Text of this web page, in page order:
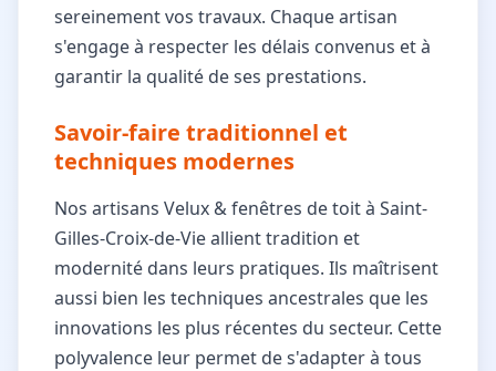
sereinement vos travaux. Chaque artisan
s'engage à respecter les délais convenus et à
garantir la qualité de ses prestations.
Savoir-faire traditionnel et
techniques modernes
Nos artisans Velux & fenêtres de toit à Saint-
Gilles-Croix-de-Vie allient tradition et
modernité dans leurs pratiques. Ils maîtrisent
aussi bien les techniques ancestrales que les
innovations les plus récentes du secteur. Cette
polyvalence leur permet de s'adapter à tous